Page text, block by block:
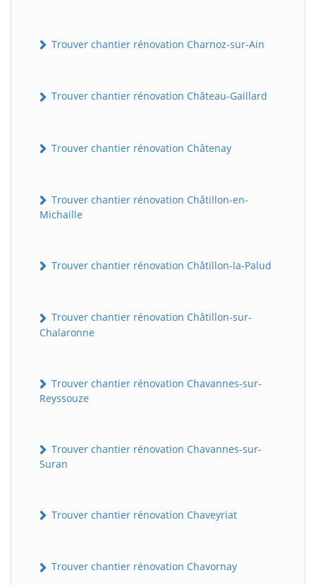
Trouver chantier rénovation Charnoz-sur-Ain
Trouver chantier rénovation Château-Gaillard
Trouver chantier rénovation Châtenay
Trouver chantier rénovation Châtillon-en-
Michaille
Trouver chantier rénovation Châtillon-la-Palud
Trouver chantier rénovation Châtillon-sur-
Chalaronne
Trouver chantier rénovation Chavannes-sur-
Reyssouze
Trouver chantier rénovation Chavannes-sur-
Suran
Trouver chantier rénovation Chaveyriat
Trouver chantier rénovation Chavornay